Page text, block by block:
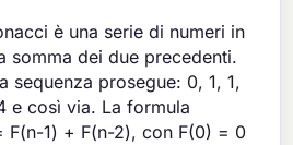
è una serie di numeri in
somma dei due precedenti.
sequenza prosegue: 0, 1, 1,
e così via. La formula
F(n-1) + F(n-2), con F(0) = 0